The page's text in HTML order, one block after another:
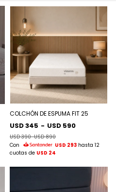
COLCHÓN DE ESPUMA FIT 25
USD 345 - USD 590
USD 390-USD 890
Con
USD 293 hasta 12
cuotas de USD 24